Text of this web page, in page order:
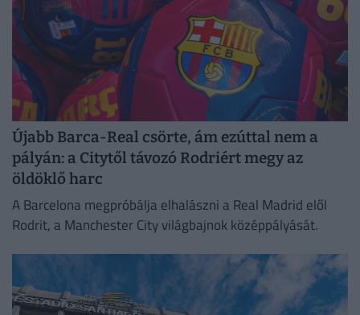
Újabb Barca-Real csörte, ám ezúttal nem a
pályán: a Citytől távozó Rodriért megy az
öldöklő harc
A Barcelona megpróbálja elhalászni a Real Madrid elől
Rodrit, a Manchester City világbajnok középpályását.